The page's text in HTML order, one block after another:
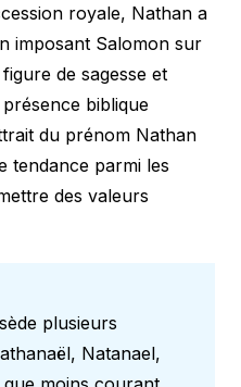
royale, Nathan a
imposant Salomon sur
de sagesse et
biblique
du prénom Nathan
tendance parmi les
des valeurs
plusieurs
Natanael,